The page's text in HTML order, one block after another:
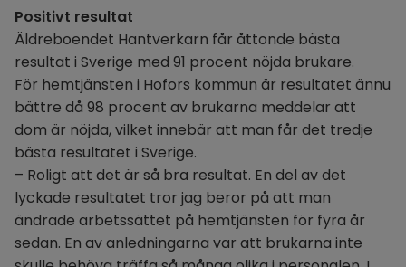
Positivt resultat
Äldreboendet Hantverkarn får åttonde bästa
resultat i Sverige med 91 procent nöjda brukare.
För hemtjänsten i Hofors kommun är resultatet ännu
bättre då 98 procent av brukarna meddelar att
dom är nöjda, vilket innebär att man får det tredje
bästa resultatet i Sverige.
– Roligt att det är så bra resultat. En del av det
lyckade resultatet tror jag beror på att man
ändrade arbetssättet på hemtjänsten för fyra år
sedan. En av anledningarna var att brukarna inte